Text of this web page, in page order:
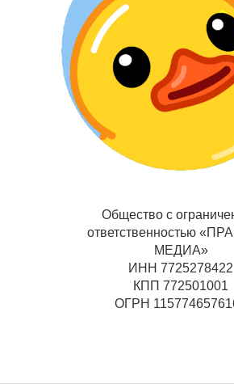
Общество с
ответственностью
МЕДИА»
ИНН 7725278422
КПП 772501001
ОГРН